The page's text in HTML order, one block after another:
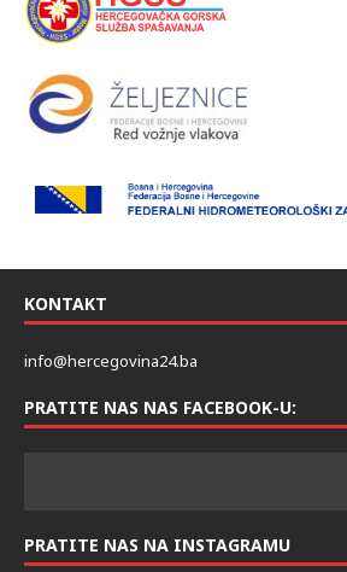
KONTAKT
info@hercegovina24.ba
PRATITE NAS NAS FACEBOOK-U:
PRATITE NAS NA INSTAGRAMU